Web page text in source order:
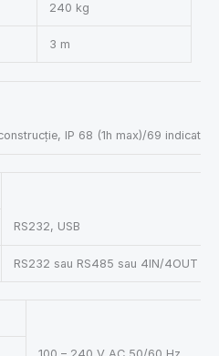
240 kg
3 m
IP 68 (1h max)/69 indicator
RS232, USB
RS232 sau RS485 sau 4IN/4OUT